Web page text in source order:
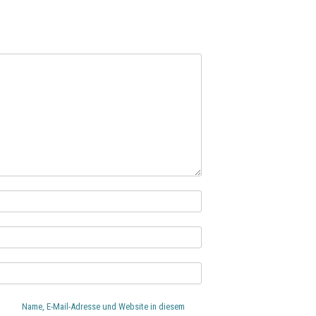
Name, E-Mail-Adresse und Website in diesem